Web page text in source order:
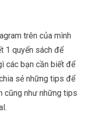
trên của mình
1 quyển sách để
các bạn cần biết để
sẻ những tips để
cũng như những tips